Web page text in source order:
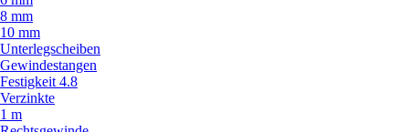
8 mm
10 mm
Unterlegscheiben
Gewindestangen
Festigkeit 4.8
Verzinkte
1 m